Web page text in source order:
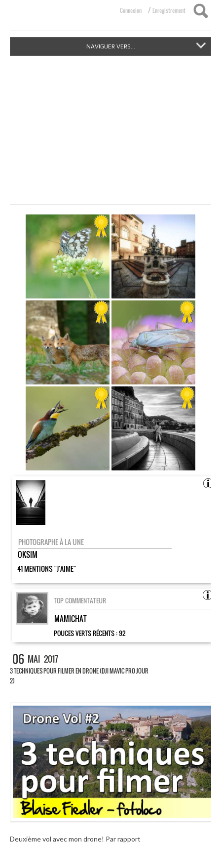
Connexion / Enregistrement
NAVIGUER VERS...
PHOTOGRAPHE À LA UNE
OKSIM
41 MENTIONS "J'AIME"
TOP COMMENTATEUR
MAMICHAT
POUCES VERTS RÉCENTS :92
06 MAI 2017
3 TECHNIQUES POUR FILMER EN DRONE (DJI MAVIC PRO JOUR
2)
Deuxième vol avec mon drone! Par rapport